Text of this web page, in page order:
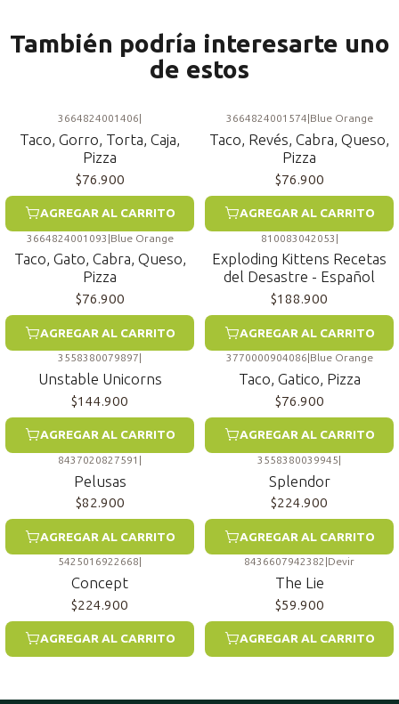
También podría interesarte uno
de estos
3664824001406
Taco, Gorro, Torta, Caja,
Pizza
$76.900
AGREGAR AL CARRITO
3664824001574 Blue Orange
Taco, Revés, Cabra, Queso,
Pizza
$76.900
AGREGAR AL CARRITO
3664824001093 |Blue Orange
Taco, Gato, Cabra, Queso,
Pizza
$76.900
AGREGAR AL CARRITO
810083042053 |
Exploding Kittens Recetas
del Desastre - Español
$188.900
AGREGAR AL CARRITO
3558380079897
Unstable Unicorns
$144.900
AGREGAR AL CARRITO
3770000904086 Blue Orange
Taco, Gatico, Pizza
$76.900
AGREGAR AL CARRITO
8437020827591 |
Pelusas
$82.900
AGREGAR AL CARRITO
3558380039945|
Splendor
$224.900
AGREGAR AL CARRITO
5425016922668
Concept
$224.900
AGREGAR AL CARRITO
8436607942382 Devir
The Lie
$59.900
AGREGAR AL CARRITO